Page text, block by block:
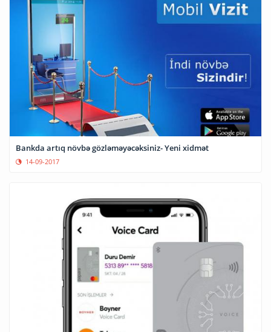
Bankda artıq növbə gözləməyəcəksiniz- Yeni xidmət
14-09-2017